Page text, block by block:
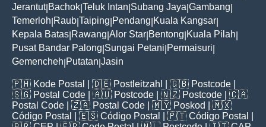
Jerantut| Bachok Teluk Intan Subang Jaya Gambang
Temerloh Raub Taiping Pendang Kuala Kangsar
Kepala Batas Rawang Alor Star Bentong Kuala Pilah
Pusat Bandar Palong Sungai Petani Permaisuri
Gemencheh Putatan Jasin
🇵🇭 Kode Postal | 🇩🇪 Postleitzahl | 🇬🇧 Postcode
🇸🇬 Postal Code | 🇦🇺 Postcode | 🇳🇿 Postcode | 🇨🇦
Postal Code | 🇿🇦 Postal Code | 🇲🇾 Poskod
| 🇲🇽
Código Postal
| 🇪🇸 Código Postal | 🇵🇹 Código Postal